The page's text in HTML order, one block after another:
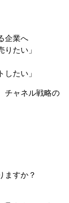
企業へ
たい」
たい」
チャネル戦略の
ますか？